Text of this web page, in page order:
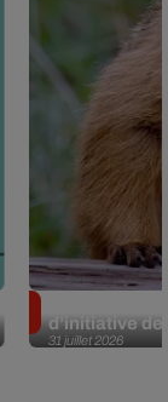
31 juillet 2026
d’initiative